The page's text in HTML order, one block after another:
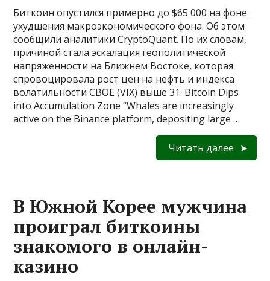
Биткоин опустился примерно до $65 000 на фоне
ухудшения макроэкономического фона. Об этом
сообщили аналитики CryptoQuant. По их словам,
причиной стала эскалация геополитической
напряженности на Ближнем Востоке, которая
спровоцировала рост цен на нефть и индекса
волатильности CBOE (VIX) выше 31. Bitcoin Dips
into Accumulation Zone “Whales are increasingly
active on the Binance platform, depositing large …
Читать далее
В Южной Корее мужчина
проиграл биткоины
знакомого в онлайн-
казино